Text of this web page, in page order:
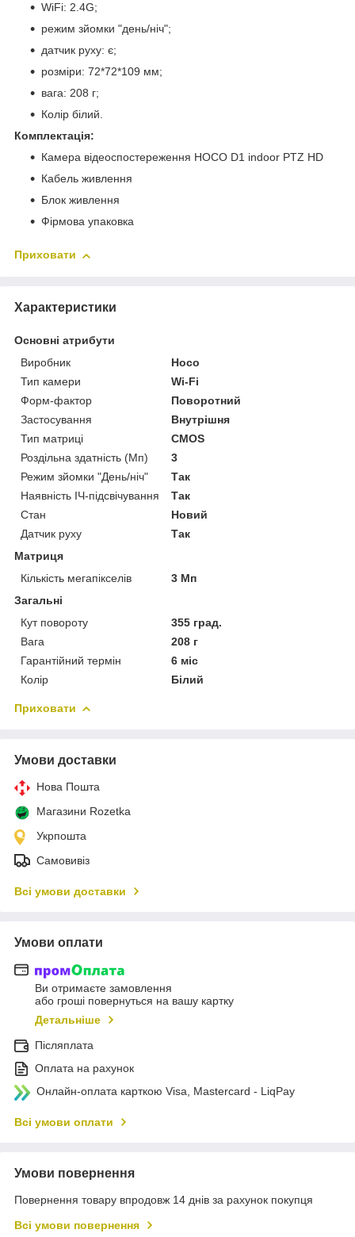
WiFi: 2.4G;
режим зйомки "день/ніч";
датчик руху: є;
розміри: 72*72*109 мм;
вага: 208 г;
Колір білий.
​​Комплектація:
Камера відеоспостереження HOCO D1 indoor PTZ HD
Кабель живлення
Блок живлення
Фірмова упаковка
Приховати
Характеристики
Основні атрибути
Виробник
Hoco
Тип камери
Wi-Fi
Форм-фактор
Поворотний
Застосування
Внутрішня
Тип матриці
CMOS
Роздільна здатність (Мп)
3
Режим зйомки "День/ніч"
Так
Наявність ІЧ-підсвічування
Так
Стан
Новий
Датчик руху
Так
Матриця
Кількість мегапікселів
3 Мп
Загальні
Кут повороту
355 град.
Вага
208 г
Гарантійний термін
6 міс
Колір
Білий
Приховати
Умови доставки
Нова Пошта
Магазини Rozetka
Укрпошта
Самовивіз
Всі умови доставки
Умови оплати
Ви отримаєте замовлення
або гроші повернуться на вашу картку
Детальніше
Післяплата
Оплата на рахунок
Онлайн-оплата карткою Visa, Mastercard - LiqPay
Всі умови оплати
Умови повернення
Повернення товару впродовж 14 днів за рахунок покупця
Всі умови повернення